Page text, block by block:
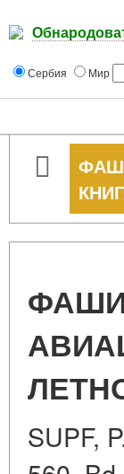
Сербия Мир
SUPF,